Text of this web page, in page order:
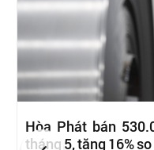
Hòa Phát bán
tháng 5, tăng 16%